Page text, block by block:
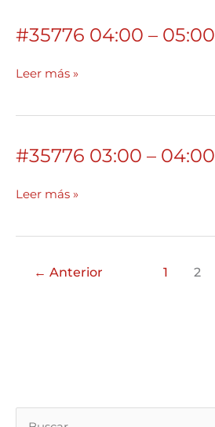
#35776 04:00 – 05:00
#35776
–Leer más »
#35776 03:00 – 04:00
#35776
–Leer más »
← Anterior 1 2